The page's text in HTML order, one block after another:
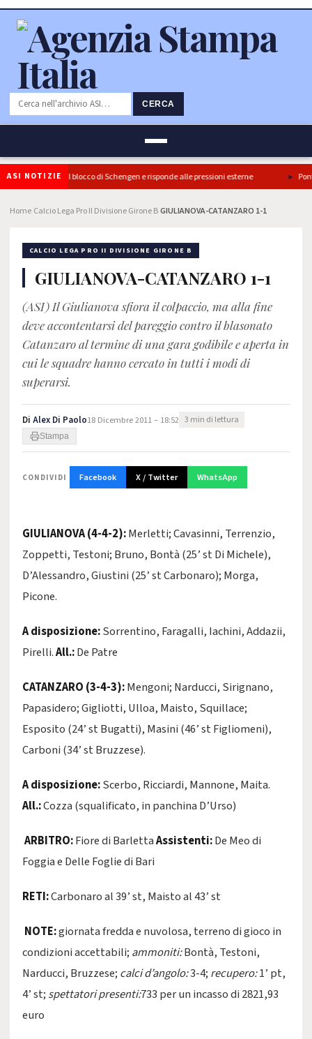
CERCA
ASI NOTIZIE
conferma il blocco di Schengen e risponde alle pressioni esterne Ponte
Home Calcio Lega Pro II Divisione Girone BGIULIANOVA-CATANZARO 1-1
CALCIO LEGA PRO II DIVISIONE GIRONE B
GIULIANOVA-CATANZARO 1-1
(ASI) Il Giulianova sfiora il colpaccio, ma alla fine
deve accontentarsi del pareggio contro il blasonato
Catanzaro al termine di una gara godibile e aperta in
cui le squadre hanno cercato in tutti i modi di
superarsi.
Di Alex Di Paolo18 Dicembre 2011 – 18:52 3 min di lettura
Stampa
CONDIVIDI Facebook X / Twitter WhatsApp
GIULIANOVA (4-4-2):Merletti; Cavasinni, Terrenzio,
Zoppetti, Testoni; Bruno, Bontà (25’ st Di Michele),
D’Alessandro, Giustini (25’ st Carbonaro); Morga,
Picone.
A disposizione:Sorrentino, Faragalli, Iachini, Addazii,
Pirelli.All.:De Patre
CATANZARO (3-4-3):Mengoni; Narducci, Sirignano,
Papasidero; Gigliotti, Ulloa, Maisto, Squillace;
Esposito (24’ st Bugatti), Masini (46’ st Figliomeni),
Carboni (34’ st Bruzzese).
A disposizione:Scerbo, Ricciardi, Mannone, Maita.
All.:Cozza (squalificato, in panchina D’Urso)
ARBITRO:Fiore di BarlettaAssistenti:De Meo di
Foggia e Delle Foglie di Bari
RETI:Carbonaro al 39’ st, Maisto al 43’ st
NOTE:giornata fredda e nuvolosa, terreno di gioco in
condizioni accettabili; ammoniti:Bontà, Testoni,
Narducci, Bruzzese; calci d’angolo:3-4; recupero:1’ pt,
4’ st; spettatori presenti:733 per un incasso di 2821,93
euro